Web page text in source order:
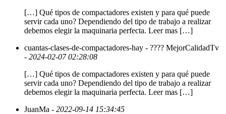
[…] Qué tipos de compactadores existen y para qué puede
servir cada uno? Dependiendo del tipo de trabajo a realizar
debemos elegir la maquinaria perfecta. Leer mas […]
cuantas-clases-de-compactadores-hay - ???? MejorCalidadTv
- 2024-02-07 02:28:08
[…] Qué tipos de compactadores existen y para qué puede
servir cada uno? Dependiendo del tipo de trabajo a realizar
debemos elegir la maquinaria perfecta. Leer mas […]
JuanMa - 2022-09-14 15:34:45